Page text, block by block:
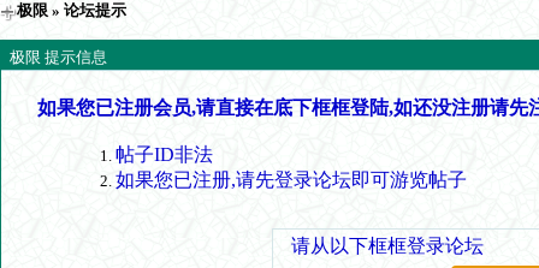
极限 » 论坛提示
极限 提示信息
如果您已注册会员,请直接在底下框框登陆,如还没注册请先
帖子ID非法
如果您已注册,请先登录论坛即可游览帖子
请从以下框框登录论坛